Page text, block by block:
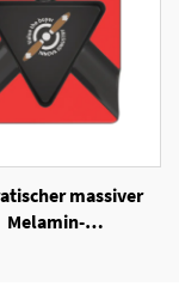
massiver
Melamin-